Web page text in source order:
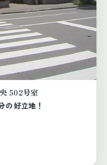
502号室
の好立地！